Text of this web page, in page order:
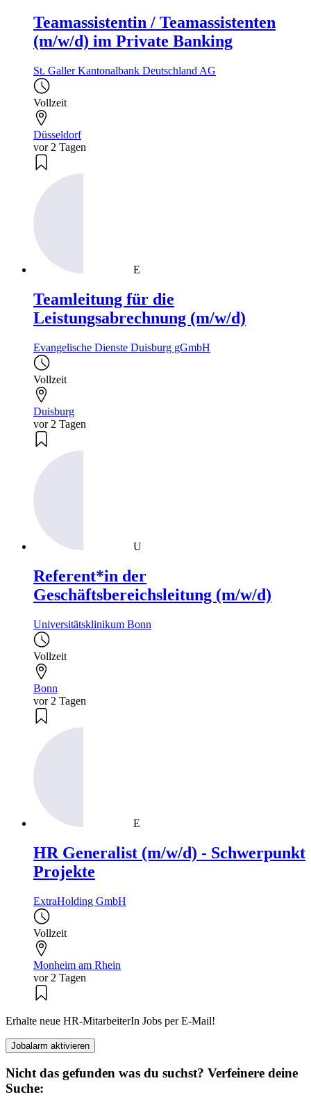
Teamassistentin / Teamassistenten
(m/w/d) im Private Banking
St. Galler Kantonalbank Deutschland AG
Vollzeit
Düsseldorf
vor 2 Tagen
E
Teamleitung für die
Leistungsabrechnung (m/w/d)
Evangelische Dienste Duisburg gGmbH
Vollzeit
Duisburg
vor 2 Tagen
U
Referent*in der
Geschäftsbereichsleitung (m/w/d)
Universitätsklinikum Bonn
Vollzeit
Bonn
vor 2 Tagen
E
HR Generalist (m/w/d) - Schwerpunkt
Projekte
ExtraHolding GmbH
Vollzeit
Monheim am Rhein
vor 2 Tagen
Erhalte neue HR-MitarbeiterIn Jobs per E-Mail!
Jobalarm aktivieren
Nicht das gefunden was du suchst? Verfeinere deine
Suche: